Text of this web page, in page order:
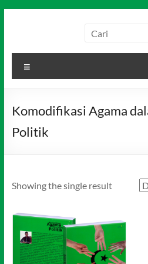
Media
Indonesia
Indonesia
Komodifikasi Agama
Politik
Showing the single result